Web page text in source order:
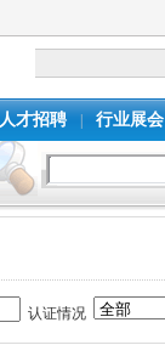
人才招聘 行业展会
认证情况